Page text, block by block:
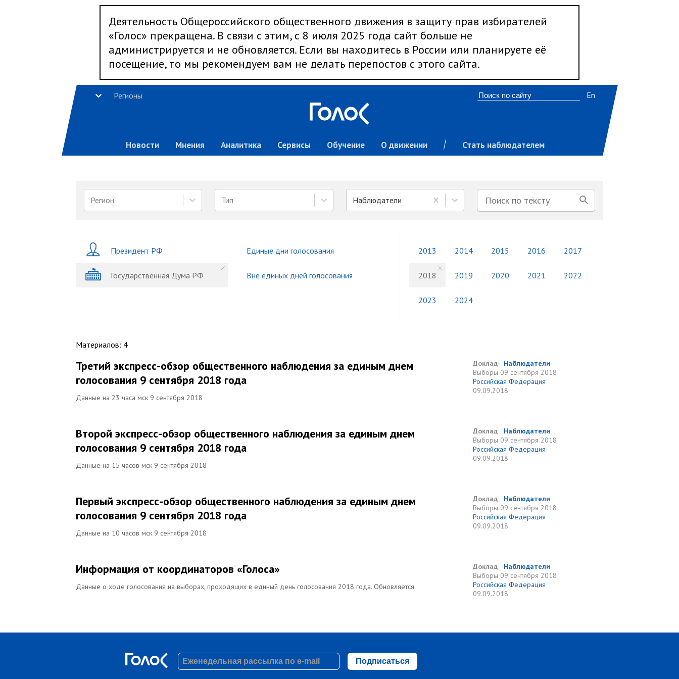
Деятельность Общероссийского общественного движения в защиту прав избирателей
«Голос» прекращена. В связи с этим, с 8 июля 2025 года сайт больше не
администрируется и не обновляется. Если вы находитесь в России или планируете её
посещение, то мы рекомендуем вам не делать перепостов с этого сайта.
Регионы
Новости Мнения Аналитика Сервисы Обучение О движении Стать наблюдателем
En
Регион Тип Наблюдатели
Президент РФ
Государственная Дума РФ
Единые дни голосования
Вне единых дней голосования
2013 2014 2015 2016 2017
2018 2019 2020 2021 2022
2023 2024
Материалов: 4
Третий экспресс-обзор общественного наблюдения за единым днем
голосования 9 сентября 2018 года
Данные на 23 часа мск 9 сентября 2018
Доклад
Наблюдатели
Выборы 09 сентября 2018
Российская Федерация
09.09.2018
Второй экспресс-обзор общественного наблюдения за единым днем
голосования 9 сентября 2018 года
Данные на 15 часов мск 9 сентября 2018
Доклад
Наблюдатели
Выборы 09 сентября 2018
Российская Федерация
09.09.2018
Первый экспресс-обзор общественного наблюдения за единым днем
голосования 9 сентября 2018 года
Данные на 10 часов мск 9 сентября 2018
Доклад
Наблюдатели
Выборы 09 сентября 2018
Российская Федерация
09.09.2018
Информация от координаторов «Голоса»
Данные о ходе голосования на выборах, проходящих в единый день голосования 2018 года. Обновляется
Доклад
Наблюдатели
Выборы 09 сентября 2018
Российская Федерация
09.09.2018
Подписаться